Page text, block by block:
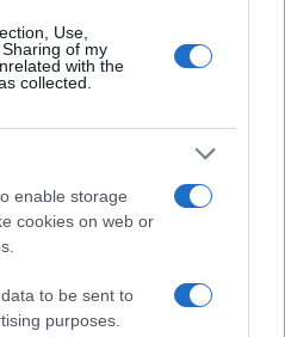
Use,
of my
with the
collected.
enable storage
cookies on web or
to be sent to
purposes.
αντίο στον Λάκη
λαούτο και
την εμβληματική
Sir Ντέμης
στο Νόμπελ
της AI της Google
που τροφοδότησε τις
Βοιωτία: «Από τα
των τελευταίων 50